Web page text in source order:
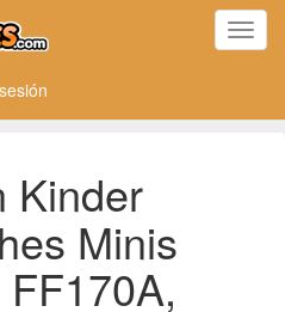
Kinder
Minis